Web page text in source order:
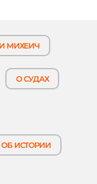
МИХЕИЧ
О СУДАХ
ОБ ИСТОРИИ